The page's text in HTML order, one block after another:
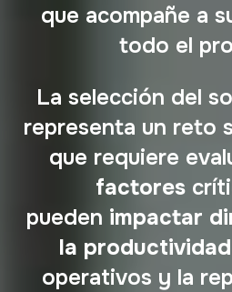
que acompañe a
todo el
La selección del
representa un reto
que requiere
factores
pueden impactar
la productividad
operativos y la